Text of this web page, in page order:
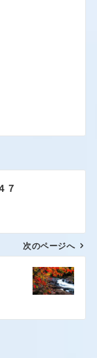
７
次のページへ